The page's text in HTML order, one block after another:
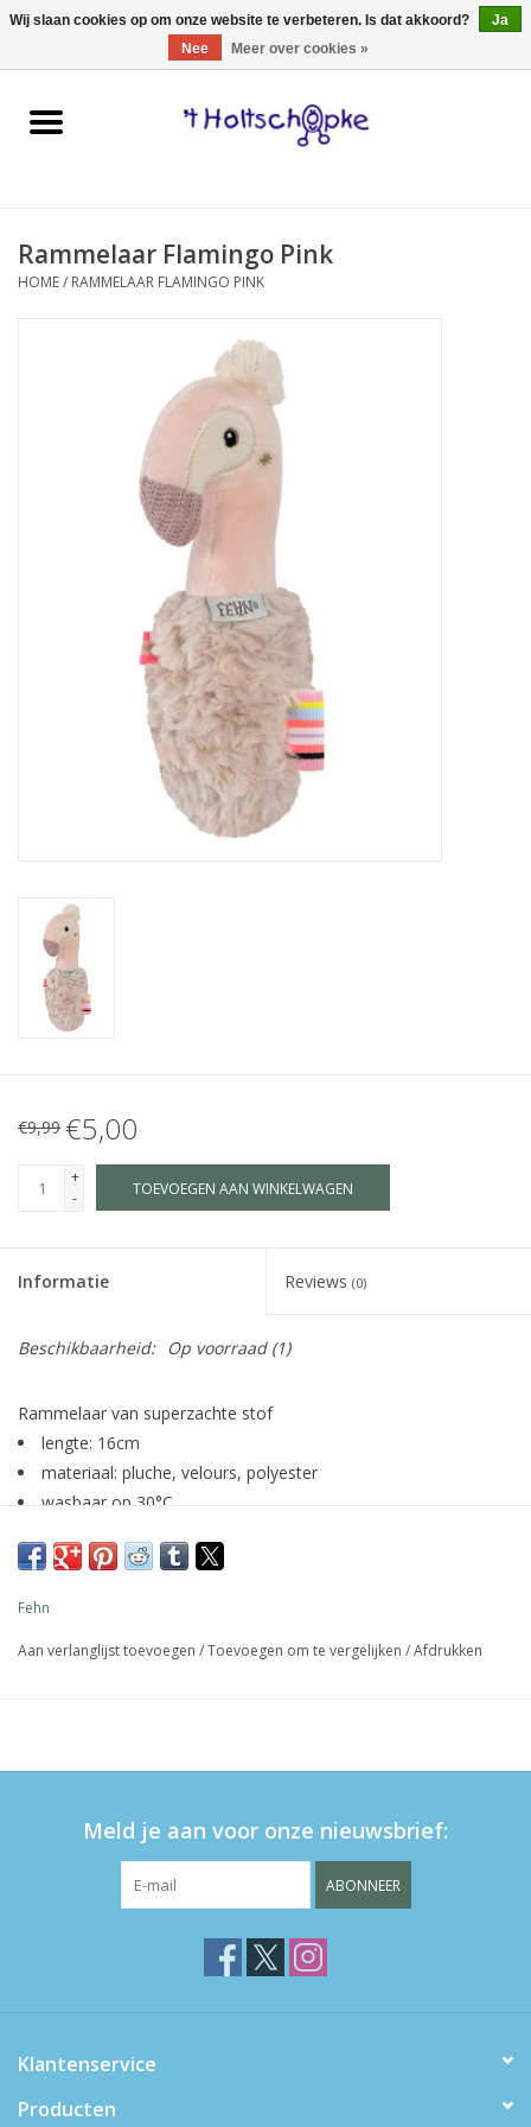
0 Artikelen - €0,00
Home
spellen
Merken
Rammelaar Flamingo Pink
HOME/ RAMMELAAR FLAMINGO PINK
€9,99 €5,00
+
-
TOEVOEGEN AAN WINKELWAGEN
Informatie Reviews (0)
Beschikbaarheid: Op voorraad(1)
Rammelaar van superzachte stof
lengte: 16cm
materiaal: pluche, velours, polyester
wasbaar op 30°C
Fehn
Aan verlanglijst toevoegen /Toevoegen om te vergelijken /Afdrukken
Meld je aan voor onze nieuwsbrief:
ABONNEER
Klantenservice
Producten
Wij slaan cookies op om onze website te verbeteren. Is dat akkoord?
Ja
Nee
Meer over cookies »